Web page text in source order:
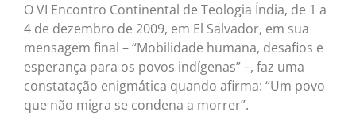
O VI Encontro Continental de Teologia Índia, de 1 a
4 de dezembro de 2009, em El Salvador, em sua
mensagem final – “Mobilidade humana, desafios e
esperança para os povos indígenas” –, faz uma
constatação enigmática quando afirma: “Um povo
que não migra se condena a morrer”.